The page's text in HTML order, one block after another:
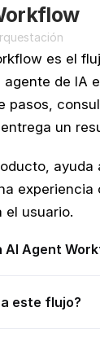
es el
de IA
pasos,
un
experiencia
el usuario.
AI Agent
este flujo?